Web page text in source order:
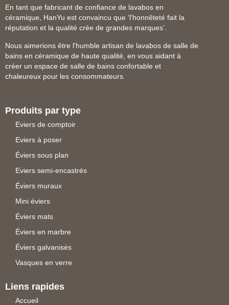
En tant que fabricant de confiance de lavabos en
céramique, HanYu est convaincu que ‘l'honnêteté fait la
réputation et la qualité crée de grandes marques’.
Nous aimerions être l'humble artisan de lavabos de salle de
bains en céramique de haute qualité, en vous aidant à
créer un espace de salle de bains confortable et
chaleureux pour les consommateurs.
Produits par type
Eviers de comptoir
Eviers à poser
Éviers sous plan
Eviers semi-encastrés
Éviers muraux
Mini éviers
Éviers mats
Éviers en marbre
Éviers galvanisés
Vasques en verre
Liens rapides
Accueil